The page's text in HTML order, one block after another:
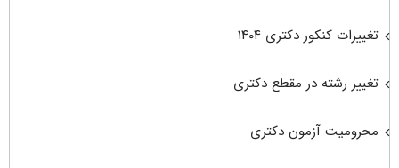
تغییرات کنکور دکتری ۱۴۰۴
تغییر رشته در مقطع دکتری
محرومیت آزمون دکتری